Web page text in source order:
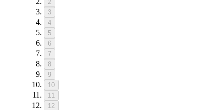
2
3
4
5
6
7
8
9
10
11
12